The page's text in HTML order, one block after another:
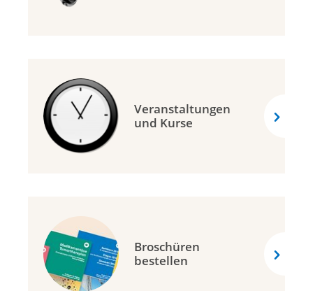
Veranstaltungen
und Kurse
Broschüren
bestellen